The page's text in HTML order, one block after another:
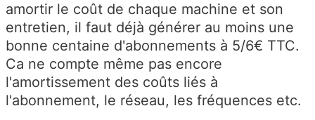
amortir le coût de chaque machine et son
entretien, il faut déjà générer au moins une
bonne centaine d'abonnements à 5/6€ TTC.
Ca ne compte même pas encore
l'amortissement des coûts liés à
l'abonnement, le réseau, les fréquences etc.